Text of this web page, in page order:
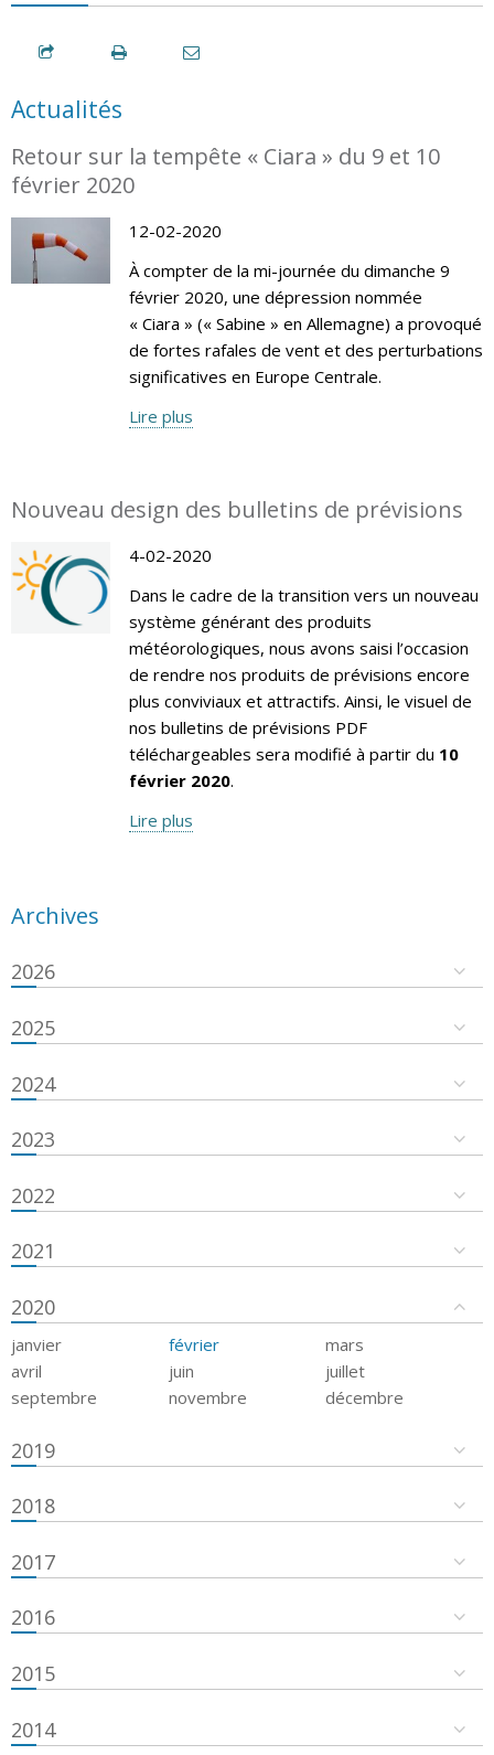
Actualités
Retour sur la tempête « Ciara » du 9 et 10
février 2020
12-02-2020
À compter de la mi-journée du dimanche 9
février 2020, une dépression nommée
« Ciara » (« Sabine » en Allemagne) a provoqué
de fortes rafales de vent et des perturbations
significatives en Europe Centrale.
Lire plus
Nouveau design des bulletins de prévisions
4-02-2020
Dans le cadre de la transition vers un nouveau
système générant des produits
météorologiques, nous avons saisi l’occasion
de rendre nos produits de prévisions encore
plus conviviaux et attractifs. Ainsi, le visuel de
nos bulletins de prévisions PDF
téléchargeables sera modifié à partir du 10
février 2020.
Lire plus
Archives
2026
2025
2024
2023
2022
2021
2020
janvier février
mars
avril
juin
juillet
septembre
novembre décembre
2019
2018
2017
2016
2015
2014